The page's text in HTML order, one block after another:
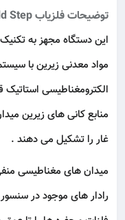
توضیحات فلزیاب BR Gold Step بی آر گلد استپ
این دستگاه مجهز به
مواد معدنی زیرین با
الکترومغناطیسی
منابع کانی های زیرین
غار را تشکیل می دهند .
میدان‌ های مغناطیسی
رادار های موجود در